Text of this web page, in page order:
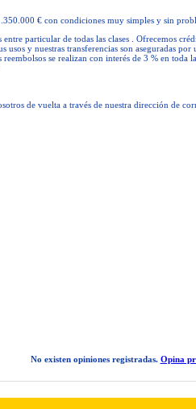
€ con condiciones muy simples y sin
particular de todas las clases . Ofrecemos
usos y nuestras transferencias son aseguradas por
se realizan con interés de 3 % en toda
de vuelta a través de nuestra dirección de
No existen opiniones registradas. Opina